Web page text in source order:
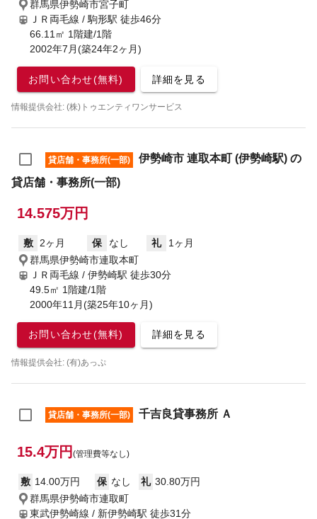
群馬県伊勢崎市宮子町
ＪＲ両毛線 / 駒形駅 徒歩46分
66.11㎡ 1階建/1階
2002年7月(築24年2ヶ月)
お問い合わせ(無料) 詳細を見る
情報提供会社: (株)トゥエンティワンサービス
貸店舗・事務所(一部)
伊勢崎市 連取本町 (伊勢崎駅) の
貸店舗・事務所(一部)
14.575万円
敷 2ヶ月 保 なし 礼
1ヶ月
群馬県伊勢崎市連取本町
ＪＲ両毛線 / 伊勢崎駅 徒歩30分
49.5㎡ 1階建/1階
2000年11月(築25年10ヶ月)
お問い合わせ(無料) 詳細を見る
情報提供会社: (有)あっぷ
貸店舗・事務所(一部) 千吉良貸事務所 Ａ
15.4万円 (管理費等なし)
敷 14.00万円 保 なし 礼 30.80万円
群馬県伊勢崎市連取町
東武伊勢崎線 / 新伊勢崎駅 徒歩31分